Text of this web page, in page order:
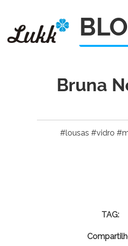
para
o
conteúdo
Bruna
#lousas #vidro
TAG: